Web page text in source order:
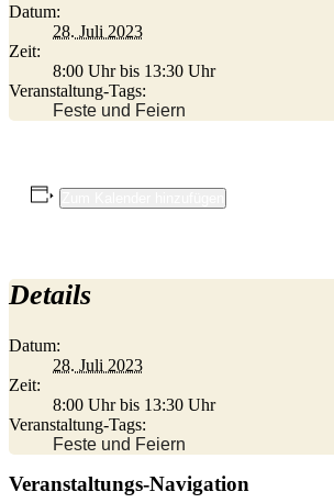
Datum:
28. Juli 2023
Zeit:
8:00 Uhr bis 13:30 Uhr
Veranstaltung-Tags:
Feste und Feiern
Details
Datum:
28. Juli 2023
Zeit:
8:00 Uhr bis 13:30 Uhr
Veranstaltung-Tags:
Feste und Feiern
Veranstaltungs-Navigation